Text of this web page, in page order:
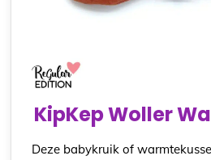
KipKep Woller
Deze babykruik of